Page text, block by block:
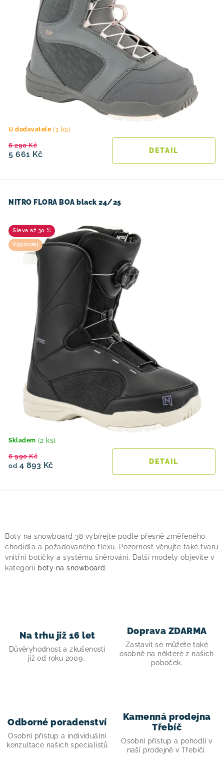
U dodavatele (1 ks)
5 661 Kč
6 290 Kč
NITRO FLORA BOA black 24/25
až 30 %
Výprodej
Skladem (2 ks)
od 4 893 Kč
6 990 Kč
v
l
á
d
v
p
s
Boty na snowboard 38 vybírejte podle přesně změřeného
chodidla a požadovaného flexu. Pozornost věnujte také tvaru
vnitřní botičky a systému šněrování. Další modely objevíte v
kategorii boty na snowboard .
Na trhu již 16 let
Důvěryhodnost a zkušenosti
již od roku 2009.
Doprava ZDARMA
Zastavit se můžete také
osobně na některé z našich
poboček.
Odborné poradenství
Osobní přístup a individuální
konzultace našich specialistů
Kamenná prodejna
Třebíč
Osobní přístup a pohodlí v
naší prodejně v Třebíči.